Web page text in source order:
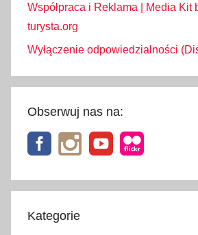
Współpraca i Reklama | Media Kit
turysta.org
Wyłączenie odpowiedzialności
Obserwuj nas na:
Kategorie